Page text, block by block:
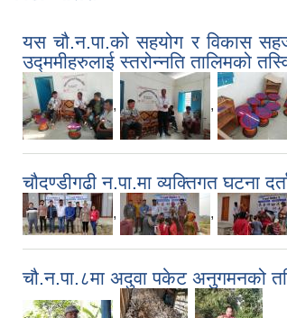
यस चौ.न.पा.को सहयोग र विकास
उद्ममीहरुलाई स्तरोन्नति तालिमको
, ,
चौदण्डीगढी न.पा.मा व्यक्तिगत घटना
, ,
चौ.न.पा.८मा अदुवा पकेट अनुगमनको